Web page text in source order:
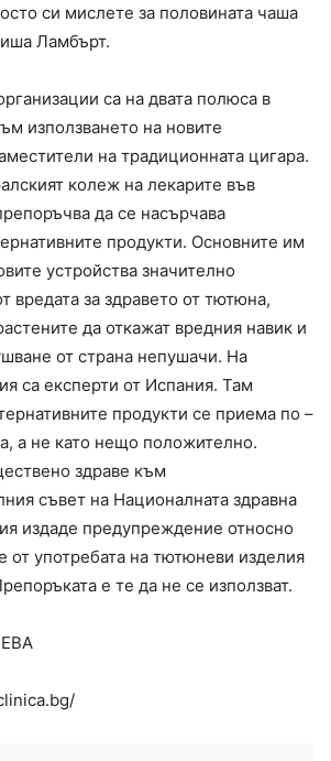
си мислете за половината чаша
Ламбърт.
са на двата полюса в
използването на новите
на традиционната цигара.
колеж на лекарите във
да се насърчава
продукти. Основните им
устройства значително
вредата за здравето от тютюна,
да откажат вредния навик и
от страна непушачи. На
са експерти от Испания. Там
продукти се приема по –
а не като нещо положително.
здраве към
съвет на Националната здравна
издаде предупреждение относно
от употребата на тютюневи изделия
е те да не се използват.